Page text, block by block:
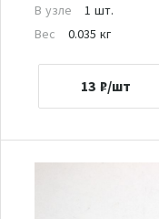
В узле
1 шт.
Вес
0.035 кг
13 ₽/шт